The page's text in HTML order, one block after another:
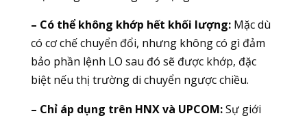
– Có thể không khớp hết khối lượng:Mặc dù
có cơ chế chuyển đổi, nhưng không có gì đảm
bảo phần lệnh LO sau đó sẽ được khớp, đặc
biệt nếu thị trường di chuyển ngược chiều.
– Chỉ áp dụng trên HNX và UPCOM:Sự giới